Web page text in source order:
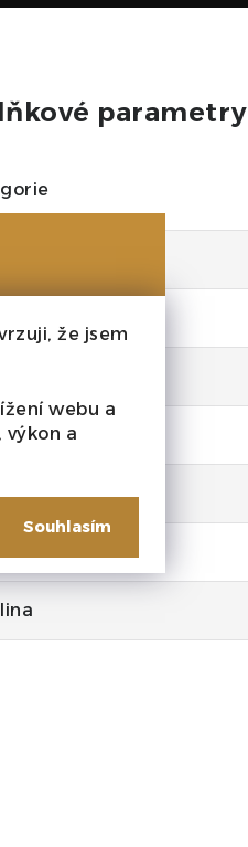
že jsem
webu a
výkon a
Souhlasím
parametry